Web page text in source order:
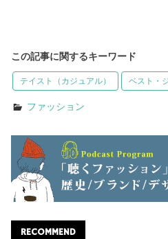
この記事に関するキーワード
テイスト（カジュアル） ベスト・
ファッション
RECOMMEND